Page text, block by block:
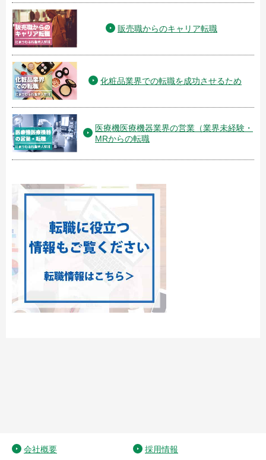
販売職からのキャリア転職
化粧品業界での転職を成功させるため
医療機医療機器業界の営業（業界未経験・
MRからの転職
会社概要 採用情報